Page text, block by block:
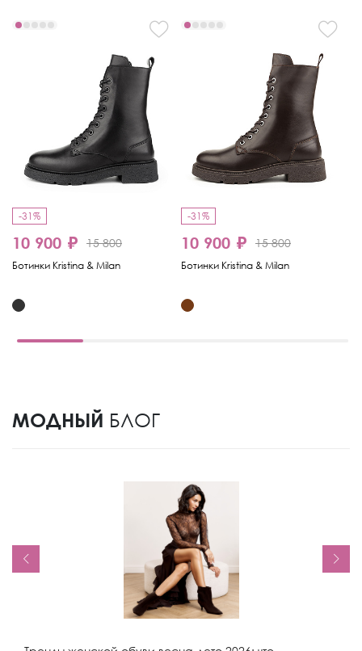
-31%
10 900 ₽ 15 800
Ботинки Kristina & Milan
-31%
10 900 ₽ 15 800
Ботинки Kristina & Milan
МОДНЫЙ БЛОГ